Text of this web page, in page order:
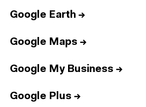
Google Earth →
Google Maps →
Google My Business →
Google Plus →